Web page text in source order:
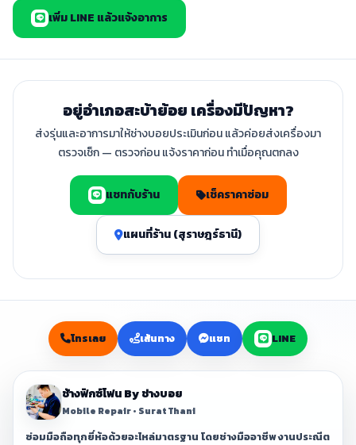
เพิ่ม LINE แล้วแจ้งอาการ
อยู่อำเภอสะบ้าย้อย เครื่องมีปัญหา?
ส่งรุ่นและอาการมาให้ช่างบอยประเมินก่อน แล้วค่อยส่งเครื่องมา
ตรวจเช็ก — ตรวจก่อน แจ้งราคาก่อน ทำเมื่อคุณตกลง
แชทกับร้าน เช็คราคาซ่อม
แผนที่ร้าน (สุราษฎร์ธานี)
โทรเลย เส้นทาง แชท LINE
ช้างฟิกซ์โฟน By ช่างบอย
Mobile Repair • Surat Thani
ซ่อมมือถือทุกยี่ห้อด้วยอะไหล่มาตรฐาน โดยช่างมืออาชีพ งานประณีต